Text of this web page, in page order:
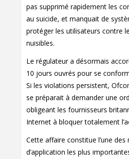
pas supprimé rapidement les
au suicide, et manquait de
protéger les utilisateurs contre
nuisibles.
Le régulateur a désormais
10 jours ouvrés pour se
Si les violations persistent,
se préparait à demander une
obligeant les fournisseurs
Internet à bloquer totalement
Cette affaire constitue l’une des
d’application les plus